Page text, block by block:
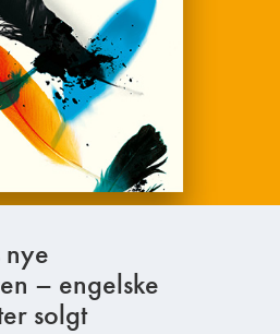
nye
– engelske
solgt